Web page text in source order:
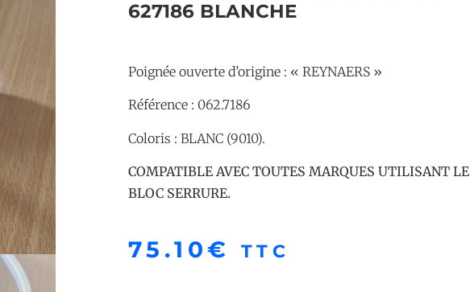
627186 BLANCHE
Poignée ouverte d’origine : « REYNAERS »
Référence : 062.7186
Coloris : BLANC (9010).
COMPATIBLE AVEC TOUTES MARQUES UTILISANT LE
BLOC SERRURE.
75.10€ TTC